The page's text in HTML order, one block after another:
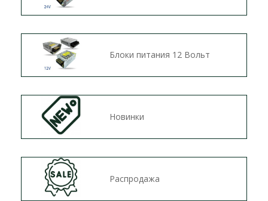
Блоки питания 12 Вольт
Новинки
Распродажа